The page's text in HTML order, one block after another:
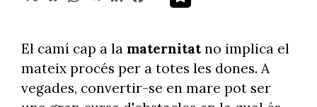
El camí cap a la maternitatno implica el
mateix procés per a totes les dones. A
vegades, convertir-se en mare pot ser